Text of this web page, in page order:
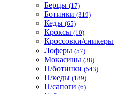
Берцы (17)
Ботинки (319)
Кеды (65)
Кроксы (10)
Кроссовки/сникеры
Лоферы (57)
Мокасины (38)
П/ботинки (543)
П/кеды (189)
П/сапоги (6)